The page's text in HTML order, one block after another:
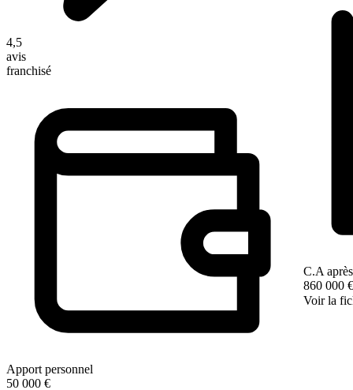
4,5
avis
franchisé
Apport personnel
50 000 €
C.A
860 000 €
Voir la